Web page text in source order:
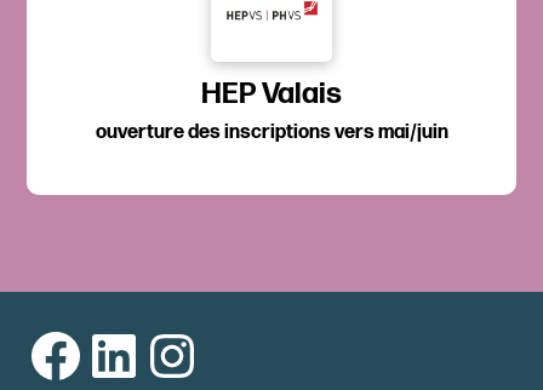
HEP Valais
ouverture des inscriptions vers mai/juin
Facebook
LinkedIn
Instagram